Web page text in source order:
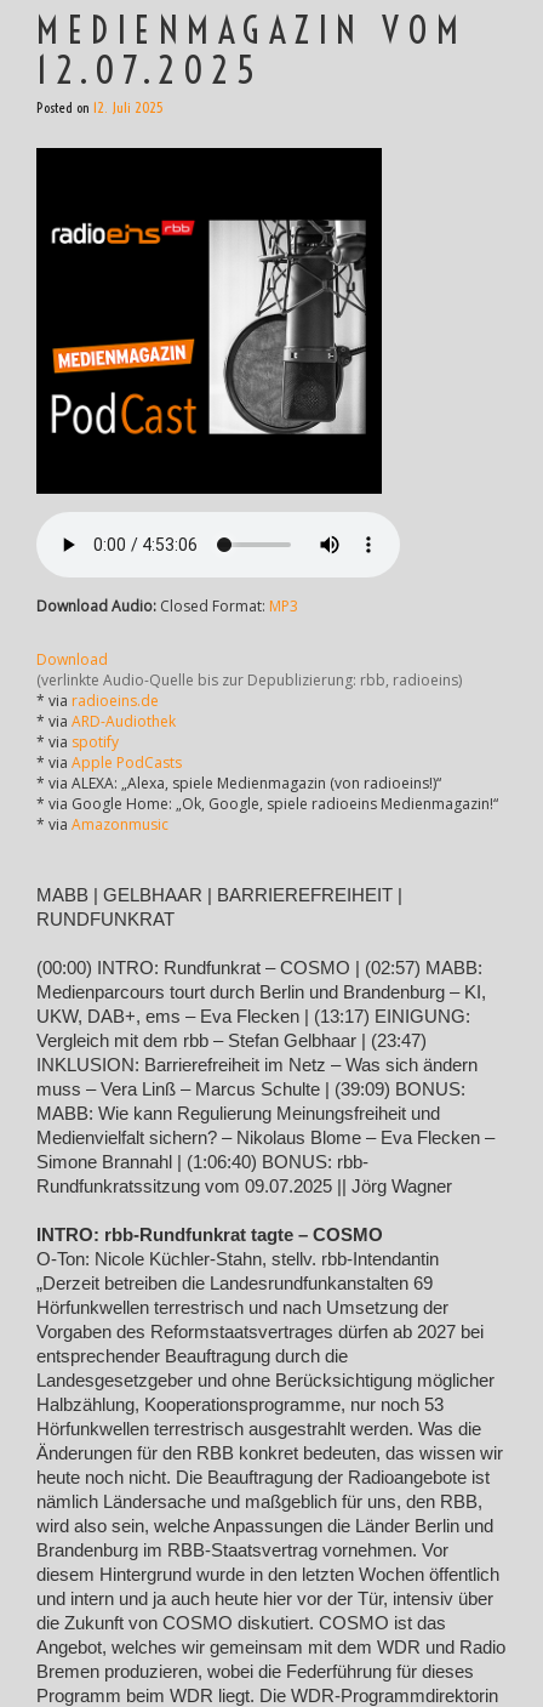
MEDIENMAGAZIN VOM
12.07.2025
Posted on 12. Juli 2025
Download Audio: Closed Format: MP3
Download
(verlinkte Audio-Quelle bis zur Depublizierung: rbb, radioeins)
* via radioeins.de
* via ARD-Audiothek
* via spotify
* via Apple PodCasts
* via ALEXA: „Alexa, spiele Medienmagazin (von radioeins!)“
* via Google Home: „Ok, Google, spiele radioeins Medienmagazin!“
* via Amazonmusic
MABB | GELBHAAR | BARRIEREFREIHEIT |
RUNDFUNKRAT
(00:00) INTRO: Rundfunkrat – COSMO | (02:57) MABB:
Medienparcours tourt durch Berlin und Brandenburg – KI,
UKW, DAB+, ems – Eva Flecken | (13:17) EINIGUNG:
Vergleich mit dem rbb – Stefan Gelbhaar | (23:47)
INKLUSION: Barrierefreiheit im Netz – Was sich ändern
muss – Vera Linß – Marcus Schulte | (39:09) BONUS:
MABB: Wie kann Regulierung Meinungsfreiheit und
Medienvielfalt sichern? – Nikolaus Blome – Eva Flecken –
Simone Brannahl | (1:06:40) BONUS: rbb-
Rundfunkratssitzung vom 09.07.2025 || Jörg Wagner
INTRO: rbb-Rundfunkrat tagte – COSMO
O-Ton: Nicole Küchler-Stahn, stellv. rbb-Intendantin
„Derzeit betreiben die Landesrundfunkanstalten 69
Hörfunkwellen terrestrisch und nach Umsetzung der
Vorgaben des Reformstaatsvertrages dürfen ab 2027 bei
entsprechender Beauftragung durch die
Landesgesetzgeber und ohne Berücksichtigung möglicher
Halbzählung, Kooperationsprogramme, nur noch 53
Hörfunkwellen terrestrisch ausgestrahlt werden. Was die
Änderungen für den RBB konkret bedeuten, das wissen wir
heute noch nicht. Die Beauftragung der Radioangebote ist
nämlich Ländersache und maßgeblich für uns, den RBB,
wird also sein, welche Anpassungen die Länder Berlin und
Brandenburg im RBB-Staatsvertrag vornehmen. Vor
diesem Hintergrund wurde in den letzten Wochen öffentlich
und intern und ja auch heute hier vor der Tür, intensiv über
die Zukunft von COSMO diskutiert. COSMO ist das
Angebot, welches wir gemeinsam mit dem WDR und Radio
Bremen produzieren, wobei die Federführung für dieses
Programm beim WDR liegt. Die WDR-Programmdirektorin